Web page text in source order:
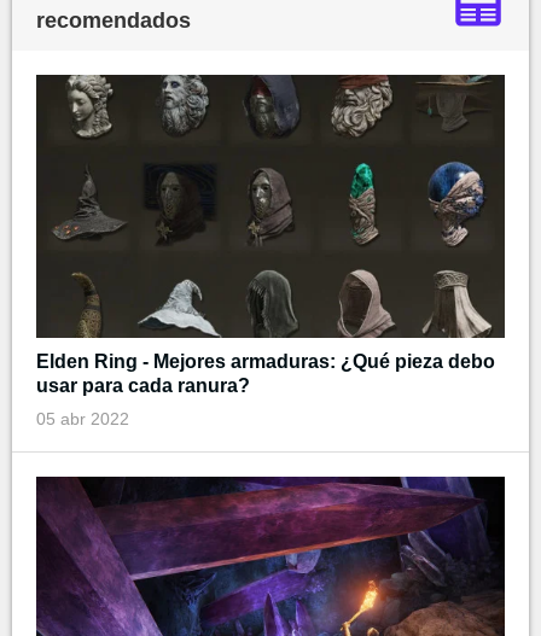
recomendados
Elden Ring - Mejores armaduras: ¿Qué pieza debo
usar para cada ranura?
05 abr 2022